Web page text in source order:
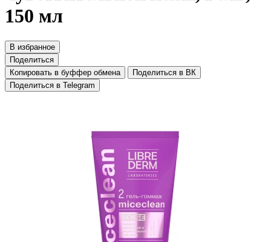
150 мл
В избранное
Поделиться
Копировать в буффер обмена
Поделиться в ВК
Поделиться в Telegram